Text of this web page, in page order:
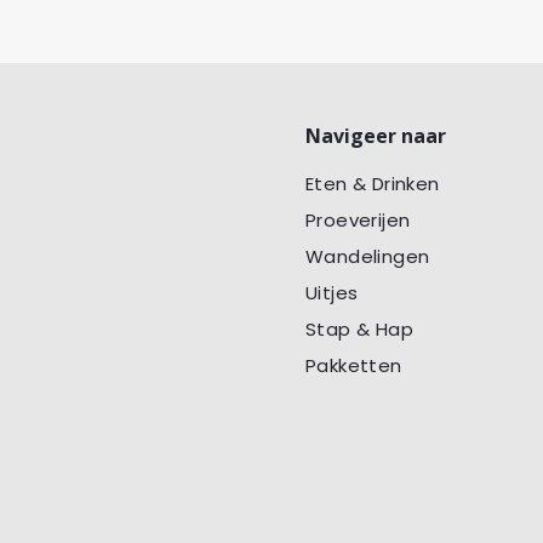
Navigeer naar
Eten & Drinken
Proeverijen
Wandelingen
Uitjes
Stap & Hap
Pakketten